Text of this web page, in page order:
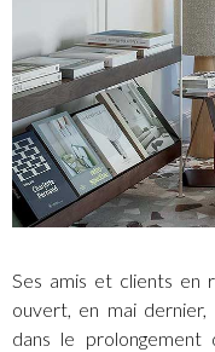
Ses amis et clients en
ouvert, en mai dernier,
dans le